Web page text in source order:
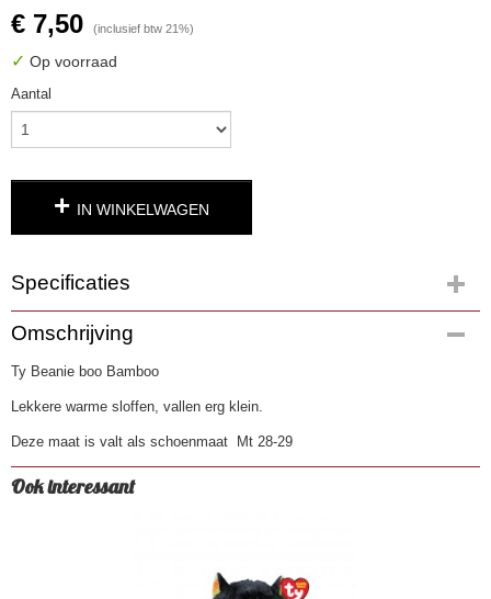
€ 7,50 (inclusief btw 21%)
✓ Op voorraad
Aantal
IN WINKELWAGEN
Specificaties
Productcode
4870
EAN code
Omschrijving
Ty Beanie boo Bamboo
Lekkere warme sloffen, vallen erg klein.
Deze maat is valt als schoenmaat Mt 28-29
Ook interessant